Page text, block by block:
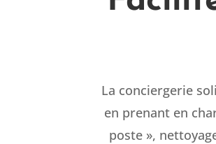
La conciergerie
en prenant en
poste »,